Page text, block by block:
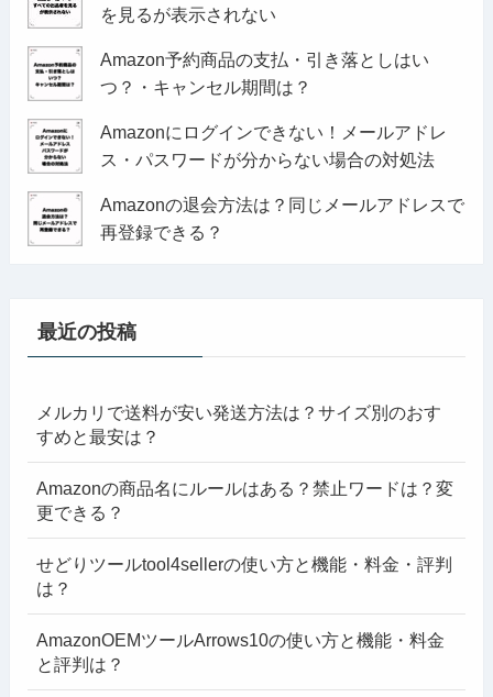
を見るが表示されない
Amazon予約商品の支払・引き落としはい
つ？・キャンセル期間は？
Amazonにログインできない！メールアドレ
ス・パスワードが分からない場合の対処法
Amazonの退会方法は？同じメールアドレスで
再登録できる？
最近の投稿
メルカリで送料が安い発送方法は？サイズ別のおす
すめと最安は？
Amazonの商品名にルールはある？禁止ワードは？変
更できる？
せどりツールtool4sellerの使い方と機能・料金・評判
は？
AmazonOEMツールArrows10の使い方と機能・料金
と評判は？